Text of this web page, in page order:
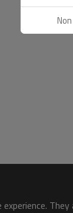
Non